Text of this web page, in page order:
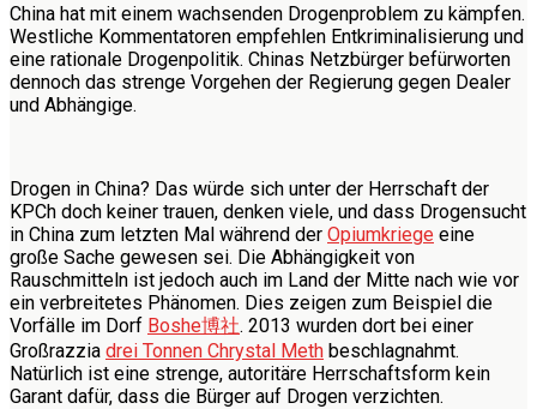
China hat mit einem wachsenden Drogenproblem zu kämpfen.
Westliche Kommentatoren empfehlen Entkriminalisierung und
eine rationale Drogenpolitik. Chinas Netzbürger befürworten
dennoch das strenge Vorgehen der Regierung gegen Dealer
und Abhängige.
Drogen in China? Das würde sich unter der Herrschaft der
KPCh doch keiner trauen, denken viele, und dass Drogensucht
in China zum letzten Mal während der Opiumkriege eine
große Sache gewesen sei. Die Abhängigkeit von
Rauschmitteln ist jedoch auch im Land der Mitte nach wie vor
ein verbreitetes Phänomen. Dies zeigen zum Beispiel die
Vorfälle im Dorf Boshe博社. 2013 wurden dort bei einer
Großrazzia drei Tonnen Chrystal Meth beschlagnahmt.
Natürlich ist eine strenge, autoritäre Herrschaftsform kein
Garant dafür, dass die Bürger auf Drogen verzichten.